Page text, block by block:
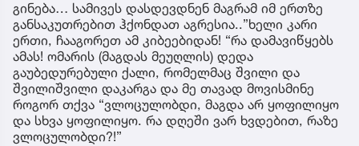
გინება… სამივეს დასდევდნენ მაგრამ იმ ერთზე
განსაკუთრებით ჰქონდათ აგრესია..”ხელი კარი
ერთი, ჩააგორეთ ამ კიბეებიდან! “რა დამავიწყებს
ამას! ომარის (მაგდას მეუღლის) დედა
გაუბედურებული ქალი, რომელმაც შვილი და
შვილიშვილი დაკარგა და მე თავად მოვისმინე
როგორ თქვა “ვლოცულობდი, მაგდა არ ყოფილიყო
და სხვა ყოფილიყო. რა დღეში ვარ ხვდებით, რაზე
ვლოცულობდი?!”